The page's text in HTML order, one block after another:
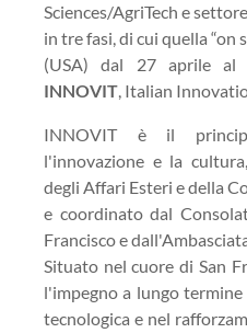
Sciences/AgriTech e
in tre fasi, di cui quella “on
(USA) dal 27 aprile al
INNOVIT, Italian
INNOVIT è il
l'innovazione e la
degli Affari Esteri e della
e coordinato dal
Francisco e
Situato nel cuore di San
l'impegno a lungo
tecnologica e nel